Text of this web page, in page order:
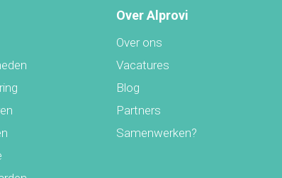
Over Alprovi
Over ons
Vacatures
Blog
Partners
Samenwerken?